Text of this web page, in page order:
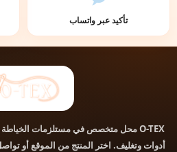
تأكيد عبر واتساب
O-TEXمحل متخصص في مستلزمات الخياطة
أدوات وتغليف. اختر المنتج من الموقع أو